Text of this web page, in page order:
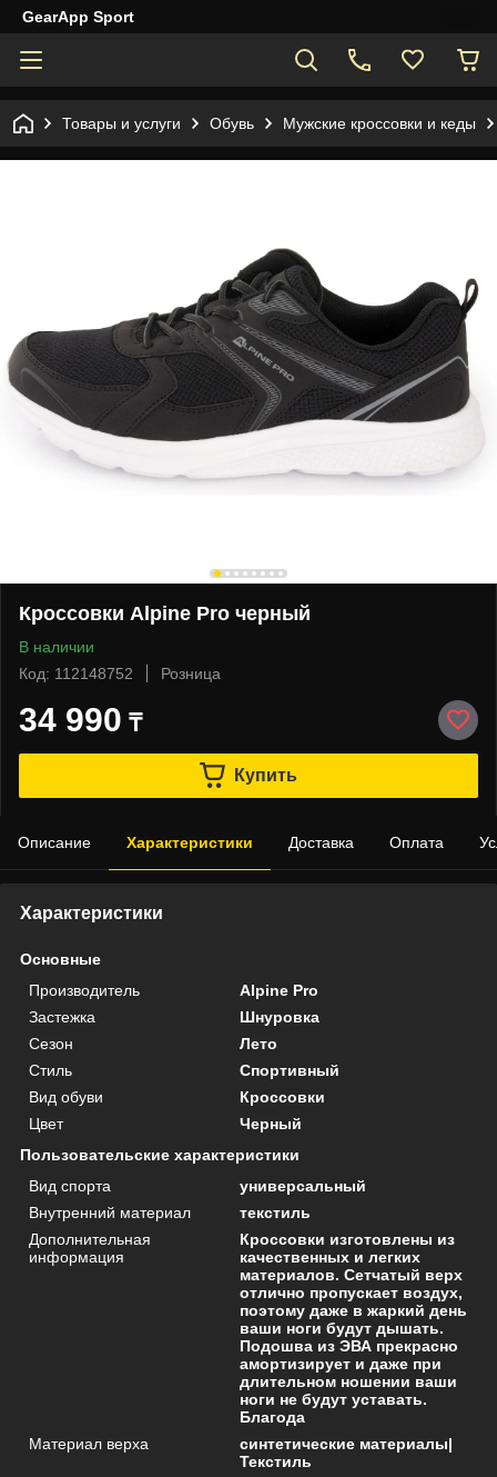
GearApp Sport
Товары и услуги Обувь Мужские кроссовки и кеды
Кроссовки Alpine Pro черный
В наличии
Код: 112148752
Розница
34 990 ₸
Купить
Описание Характеристики Доставка Оплата
Характеристики
Основные
Производитель
Alpine Pro
Застежка
Шнуровка
Сезон
Лето
Стиль
Спортивный
Вид обуви
Кроссовки
Цвет
Черный
Пользовательские характеристики
Вид спорта
универсальный
Внутренний материал
текстиль
Дополнительная
информация
Кроссовки изготовлены из
качественных и легких
материалов. Сетчатый верх
отлично пропускает воздух,
поэтому даже в жаркий день
ваши ноги будут дышать.
Подошва из ЭВА прекрасно
амортизирует и даже при
длительном ношении ваши
ноги не будут уставать.
Благода
Материал верха
синтетические материалы|
Текстиль